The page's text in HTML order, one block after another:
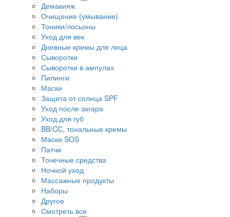
Демакияж
Очищение (умывание)
Тоники/лосьоны
Уход для век
Дневные кремы для лица
Сыворотки
Сыворотки в ампулах
Пилинги
Маски
Защита от солнца SPF
Уход после загара
Уход для губ
BB/CC, тональные кремы
Маски SOS
Патчи
Точечные средства
Ночной уход
Массажные продукты
Наборы
Другое
Смотреть все